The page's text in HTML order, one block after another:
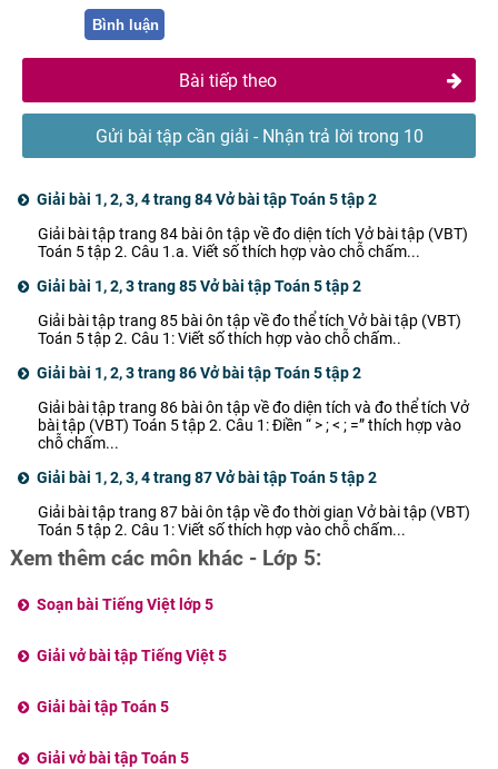
Bình luận
Bài tiếp theo
Gửi bài tập cần giải - Nhận trả lời trong 10
Giải bài 1, 2, 3, 4 trang 84 Vở bài tập Toán 5 tập 2
Giải bài tập trang 84 bài ôn tập về đo diện tích Vở bài tập (VBT)
Toán 5 tập 2. Câu 1.a. Viết số thích hợp vào chỗ chấm...
Giải bài 1, 2, 3 trang 85 Vở bài tập Toán 5 tập 2
Giải bài tập trang 85 bài ôn tập về đo thể tích Vở bài tập (VBT)
Toán 5 tập 2. Câu 1: Viết số thích hợp vào chỗ chấm..
Giải bài 1, 2, 3 trang 86 Vở bài tập Toán 5 tập 2
Giải bài tập trang 86 bài ôn tập về đo diện tích và đo thể tích Vở
bài tập (VBT) Toán 5 tập 2. Câu 1: Điền “ > ; < ; =” thích hợp vào
chỗ chấm...
Giải bài 1, 2, 3, 4 trang 87 Vở bài tập Toán 5 tập 2
Giải bài tập trang 87 bài ôn tập về đo thời gian Vở bài tập (VBT)
Toán 5 tập 2. Câu 1: Viết số thích hợp vào chỗ chấm...
Xem thêm các môn khác - Lớp 5:
Soạn bài Tiếng Việt lớp 5
Giải vở bài tập Tiếng Việt 5
Giải bài tập Toán 5
Giải vở bài tập Toán 5